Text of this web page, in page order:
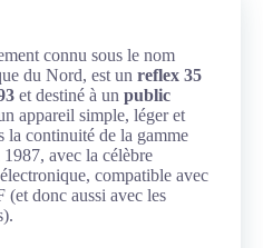
connu sous le nom
du Nord, est un reflex 35
et destiné à un public
appareil simple, léger et
la continuité de la gamme
avec la célèbre
compatible avec
(et donc aussi avec les